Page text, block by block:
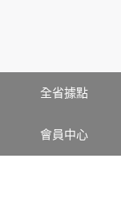
其
錄
本
全省據點
會員中心